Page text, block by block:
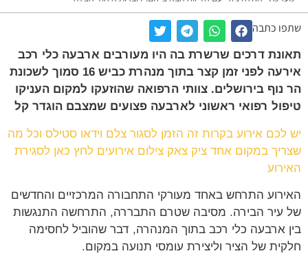
כתבה
דרכים שרשרת בה היו מעורבים ארבעה כלי רכב
אירעה לפני זמן קצר בתוך מנהרת כביש 16 סמוך לשכונת
בירושלים. צוותי הרפואה שהוזעקו למקום העניקו
רפואי ראשוני לארבעה פצועים שמצבם הוגדר קל
אירוע בקרות זה הזמן לסגור צלם וידאו סטילס וכל מה
במקום אחד ציק צאק צילום אירועים לחץ כאן לסגירת
התרחש באחד מעורקי התחבורה המרכזיים והחדשים
עיר הבירה. מסיבה שטרם התבררה, התרחשה התנגשות
ארבעה כלי רכב בתוך המנהרה, דבר שהוביל לחסימה
של הציר וליצירת עומסי תנועה במקום.